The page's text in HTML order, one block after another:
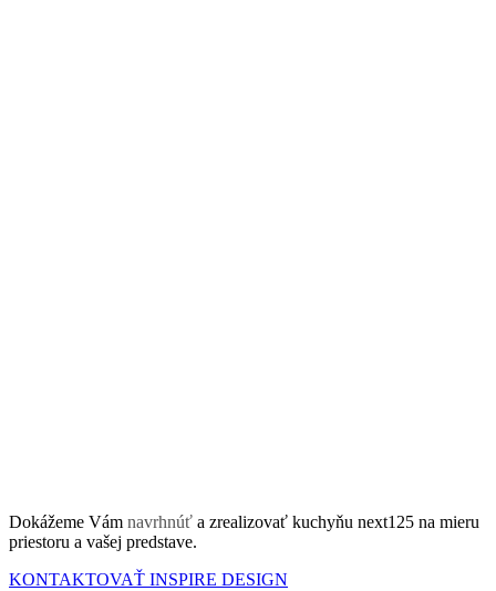
Dokážeme Vám navrhnúť a zrealizovať kuchyňu next125 na mieru
priestoru a vašej predstave.
KONTAKTOVAŤ INSPIRE DESIGN